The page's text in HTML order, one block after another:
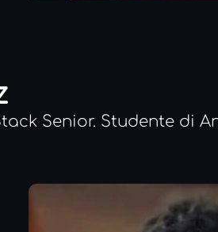
Senior. Studente di